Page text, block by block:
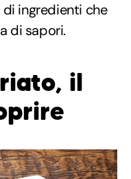
ingredienti che
di sapori.
il